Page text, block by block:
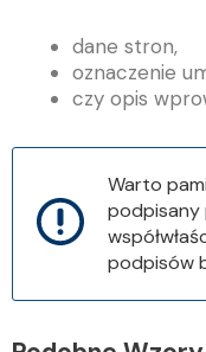
dane stron,
oznaczenie
czy opis
Warto
podpisany
podpisów